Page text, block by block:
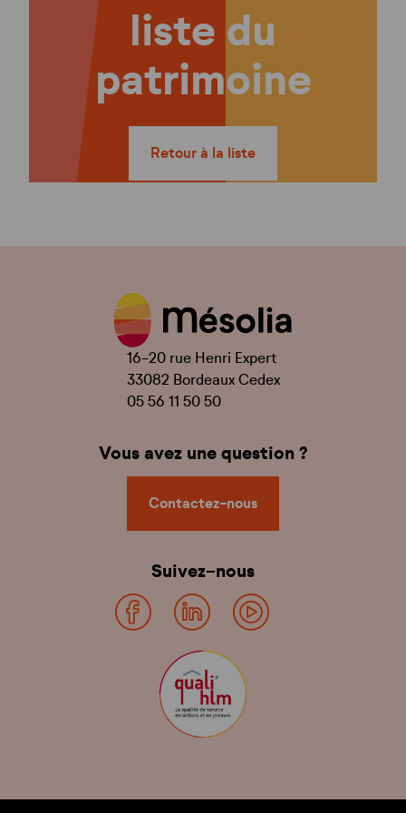
liste du
patrimoine
Retour à la liste
16-20 rue Henri Expert
33082 Bordeaux Cedex
05 56 11 50 50
Vous avez une question ?
Contactez-nous
Suivez-nous